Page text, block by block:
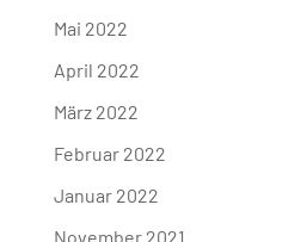
Mai 2022
April 2022
März 2022
Februar 2022
Januar 2022
November 2021